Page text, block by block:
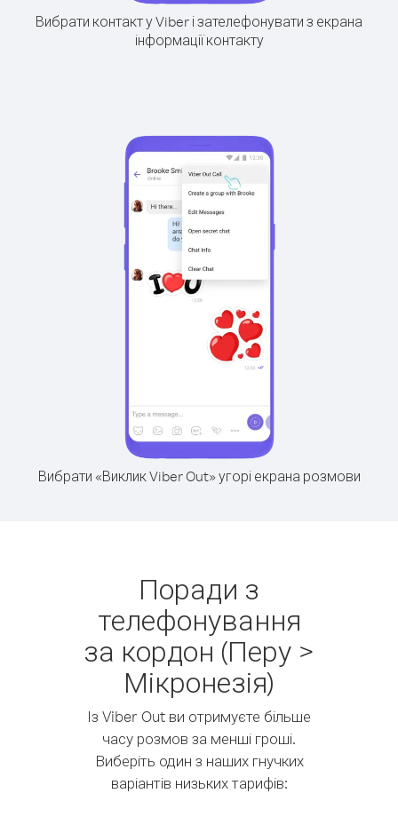
Вибрати контакт у Viber і зателефонувати з екрана
інформації контакту
Вибрати «Виклик Viber Out» угорі екрана розмови
Поради з
телефонування
за кордон (Перу >
Мікронезія)
Із Viber Out ви отримуєте більше
часу розмов за менші гроші.
Виберіть один з наших гнучких
варіантів низьких тарифів: